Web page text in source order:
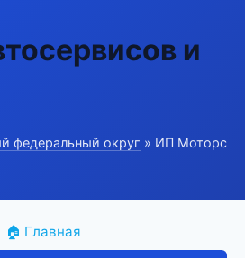
и
федеральный округ » ИП Моторс
🏠 Главная